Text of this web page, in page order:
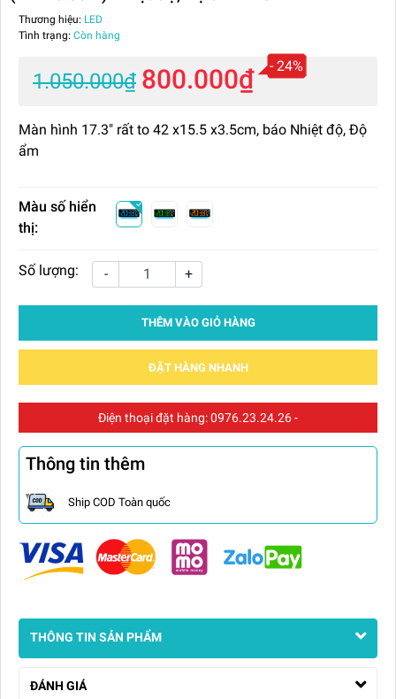
Thương hiệu: LED
Tình trạng: Còn hàng
1.050.000₫ 800.000₫ - 24%
Màn hình 17.3" rất to 42 x15.5 x3.5cm, báo Nhiệt độ, Độ
ẩm
Màu số hiển
thị:
Số lượng: - +
THÊM VÀO GIỎ HÀNG
ĐẶT HÀNG NHANH
Điện thoại đặt hàng:0976.23.24.26-
Thông tin thêm
Ship COD Toàn quốc
THÔNG TIN SẢN PHẨM
ĐÁNH GIÁ